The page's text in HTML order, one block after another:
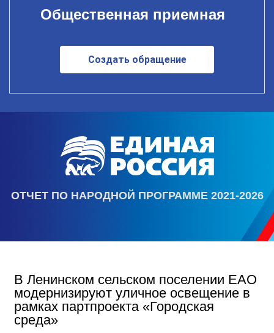
Общественная приемная
Создать обращение
ОТЧЕТ ПО НАРОДНОЙ ПРОГРАММЕ 2021-2026
В Ленинском сельском поселении ЕАО
модернизируют уличное освещение в
рамках партпроекта «Городская
среда»